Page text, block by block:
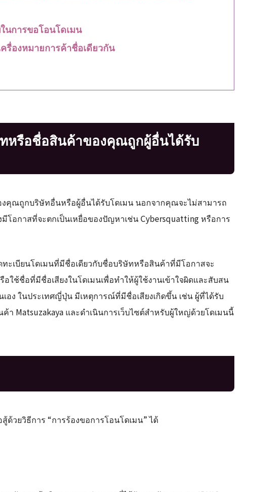
นการขอโอนโดเมน
องหมายการค้าชื่อเดียวกัน
หรือชื่อสินค้าของคุณถูกผู้อื่นได้รับ
ณถูกบริษัทอื่นหรือผู้อื่นได้รับโดเมน นอกจากคุณจะไม่สามารถ
โอกาสที่จะตกเป็นเหยื่อของปัญหาเช่น Cybersquatting หรือการ
ะเบียนโดเมนที่มีชื่อเดียวกับชื่อบริษัทหรือสินค้าที่มีโอกาสจะ
ใช้ชื่อที่มีชื่อเสียงในโดเมนเพื่อทำให้ผู้ใช้งานเข้าใจผิดและสับสน
อง ในประเทศญี่ปุ่น มีเหตุการณ์ที่มีชื่อเสียงเกิดขึ้น เช่น ผู้ที่ได้รับ
า Matsuzakaya และดำเนินการเว็บไซต์สำหรับผู้ใหญ่ด้วยโดเมนนี้
วยวิธีการ “การร้องขอการโอนโดเมน” ได้